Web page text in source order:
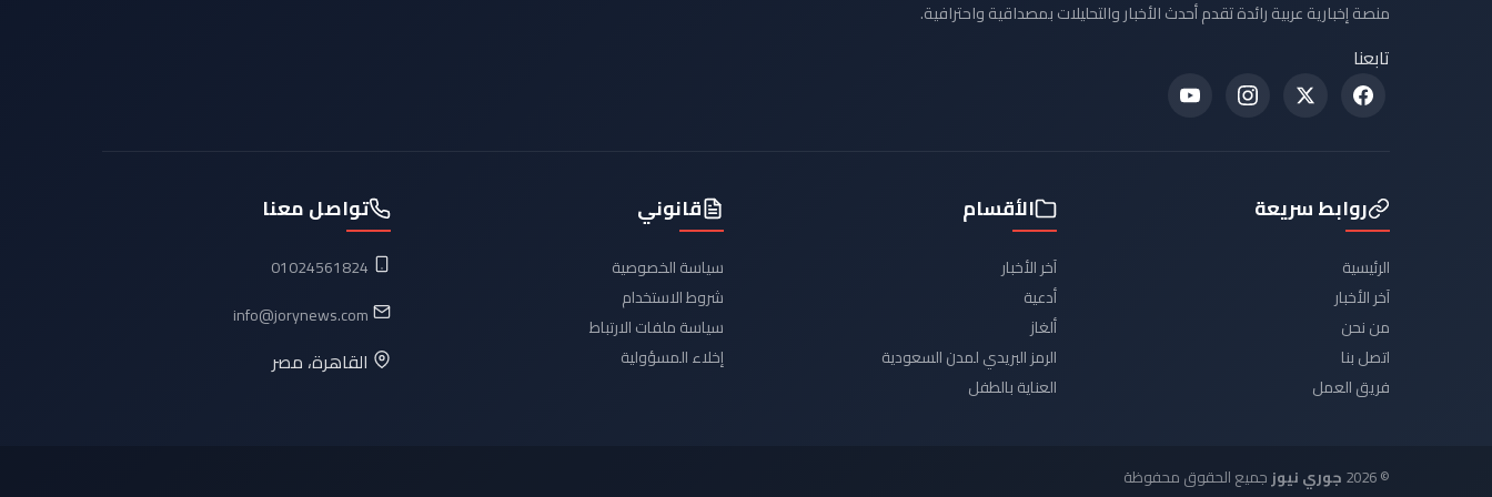
منصة إخبارية عربية رائدة تقدم أحدث الأخبار والتحليلات بمصداقية واحترافية.
تابعنا
روابط سريعة
الرئيسية
آخر الأخبار
من نحن
اتصل بنا
فريق العمل
الأقسام
آخر الأخبار
أدعية
ألغاز
الرمز البريدي لمدن السعودية
العناية بالطفل
قانوني
سياسة الخصوصية
شروط الاستخدام
سياسة ملفات الارتباط
إخلاء المسؤولية
تواصل معنا
01024561824
info@jorynews.com
القاهرة، مصر
© 2026 جوري نيوز جميع الحقوق محفوظة